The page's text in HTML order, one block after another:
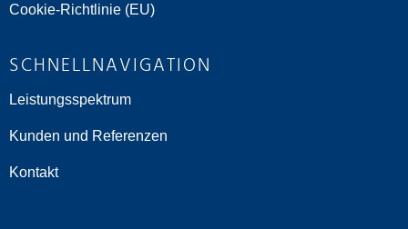
Cookie-Richtlinie (EU)
SCHNELLNAVIGATION
Leistungsspektrum
Kunden und Referenzen
Kontakt